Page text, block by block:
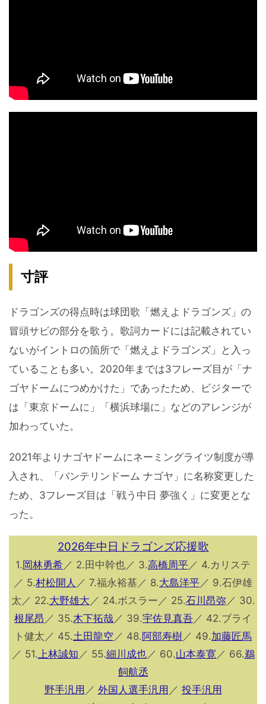
寸評
ドラゴンズの得点時は球団歌「燃えよドラゴンズ」の
冒頭サビの部分を歌う。歌詞カードには記載されてい
ないがイントロの箇所で「燃えよドラゴンズ」と入っ
ていることも多い。2020年までは3フレーズ目が「ナ
ゴヤドームにつめかけた」であったため、ビジターで
は「東京ドームに」「横浜球場に」などのアレンジが
加わっていた。
2021年よりナゴヤドームにネーミングライツ制度が導
入され、「バンテリンドーム ナゴヤ」に名称変更した
ため、3フレーズ目は「戦う中日 夢強く」に変更とな
った。
2026年中日ドラゴンズ応援歌
1.岡林勇希 ／ 2.田中幹也／ 3.高橋周平 ／ 4.カリステ
／ 5.村松開人 ／ 7.福永裕基／ 8.大島洋平 ／ 9.石伊雄
太／ 22.大野雄大 ／ 24.ボスラー／ 25.石川昂弥 ／ 30.
根尾昂 ／ 35.木下拓哉 ／ 39.宇佐見真吾 ／ 42.ブライ
ト健太／ 45.土田龍空 ／ 48.阿部寿樹 ／ 49.加藤匠馬
／ 51. 上林誠知 ／ 55.細川成也／ 60.山本泰寛 ／ 66.鵜
飼航丞
野手汎用 ／ 外国人選手汎用 ／ 投手汎用